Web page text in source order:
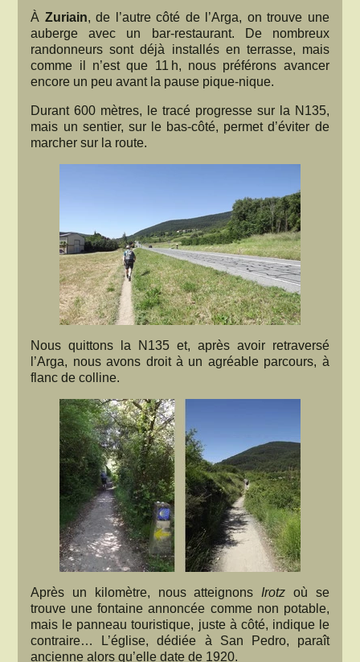
À Zuriain, de l’autre côté de l’Arga, on trouve une
auberge avec un bar-restaurant. De nombreux
randonneurs sont déjà installés en terrasse, mais
comme il n’est que 11 h, nous préférons avancer
encore un peu avant la pause pique-nique.
Durant 600 mètres, le tracé progresse sur la N135,
mais un sentier, sur le bas-côté, permet d’éviter de
marcher sur la route.
Nous quittons la N135 et, après avoir retraversé
l’Arga, nous avons droit à un agréable parcours, à
flanc de colline.
Après un kilomètre, nous atteignonsIrotz où se
trouve une fontaine annoncée comme non potable,
mais le panneau touristique, juste à côté, indique le
contraire… L’église, dédiée à San Pedro, paraît
ancienne alors qu’elle date de 1920.